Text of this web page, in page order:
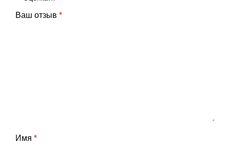
Ваш отзыв *
Имя *